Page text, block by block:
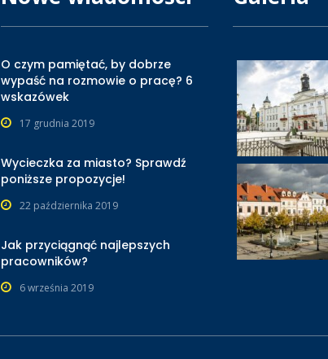
O czym pamiętać, by dobrze
wypaść na rozmowie o pracę? 6
wskazówek
17 grudnia 2019
Wycieczka za miasto? Sprawdź
poniższe propozycje!
22 października 2019
Jak przyciągnąć najlepszych
pracowników?
6 września 2019